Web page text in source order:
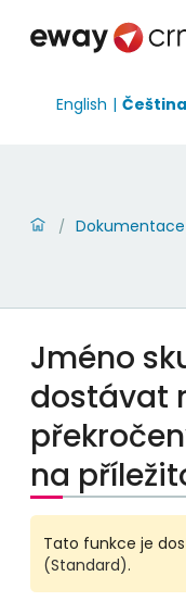
English Čeština
/ Dokumentace
Jméno
dostávat
na
Tato funkce je
(Standard).